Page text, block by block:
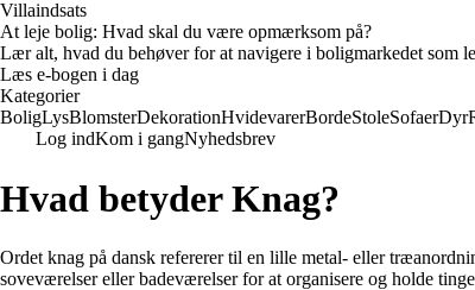
Villaindsats
At leje bolig: Hvad skal du være opmærksom på?
Lær alt, hvad du behøver for at navigere i boligmarkedet som
Læs e-bogen i dag
Kategorier
BoligLysBlomsterDekorationHvidevarerBordeStoleSofaerDyr
Log indKom i gangNyhedsbrev
Hvad betyder Knag?
Ordet knag på dansk refererer til en lille metal- eller
soveværelser eller badeværelser for at organisere og holde